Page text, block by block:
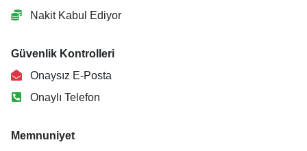
Nakit Kabul Ediyor
Güvenlik Kontrolleri
Onaysız E-Posta
Onaylı Telefon
Memnuniyet